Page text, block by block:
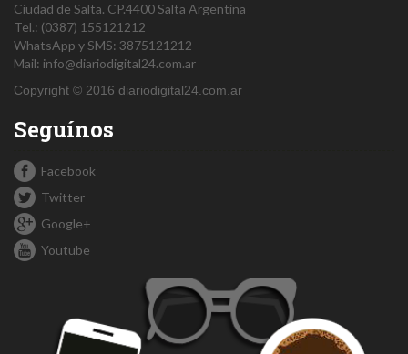
Ciudad de Salta. CP.4400Salta Argentina
Tel.: (0387) 155121212
WhatsApp y SMS: 3875121212
Mail: info@diariodigital24.com.ar
Copyright © 2016 diariodigital24.com.ar
Seguínos
Facebook
Twitter
Google+
Youtube